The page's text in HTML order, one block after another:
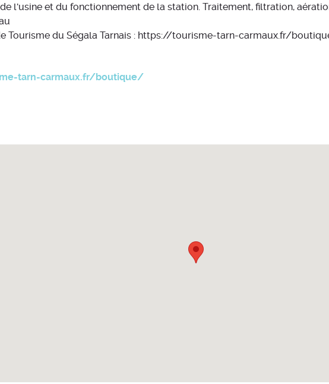
l'usine et du fonctionnement de la station. Traitement, filtration,
Tourisme du Ségala Tarnais : https://tourisme-tarn-carmaux.fr/
tarn-carmaux.fr/boutique/